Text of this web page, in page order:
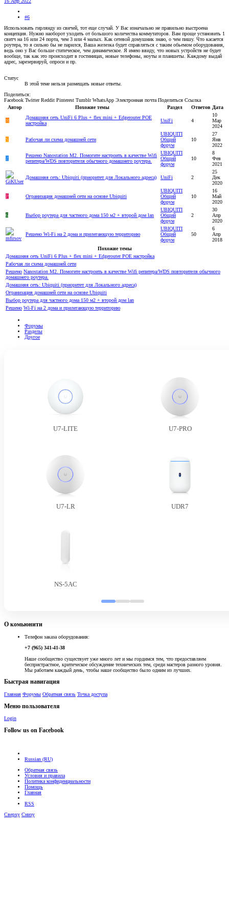
#6
Использовать гирлянду из свичей, тот еще случай. У Вас изначально не правильно выстроена
концепция. Нужно наоборот уходить от большого количества коммутаторов. Вам проще установить 1
свитч на 16 или 24 порта, чем 3 или 4 малых. Как сетевой домушник знаю, о чем пишу. Что касается
роутера, то я сильно бы не парился, Ваша железка будет справляться с таким обьемом оборудования,
ведь оно у Вас больше статическое, чем динамическое. Я имею ввиду, что новых устройств не будет
вообще, так как это происходит в гостиницах, новые телефоны, ноуты и планшеты. Каждому выдай
адрес, зарезервируй, опроси и пр.
Статус
В этой теме нельзя размещать новые ответы.
Поделиться:
Facebook Twitter Reddit Pinterest Tumblr WhatsApp Электронная почта Поделиться Ссылка
Автор
Похожие темы Раздел Ответов Дата
Я
Домашняя сеть UniFi 6 Plus + flex mini + Edgerouter POE
настройка
UniFi 4
10
Мар
2024
S Рабочая ли схема домашней сети
UBIQUITI
Общий
форум
10
27
Янв
2022
Z
Решено Nanostation M2. Помогите настроить в качестве Wifi
репитера/WDS повторителя обычного домашнего роутера.
UBIQUITI
Общий
форум
10
8
Фев
2021
Домашняя сеть: Ubiquiti (приоритет для Локального адреса) UniFi 2
25
Дек
2020
P Огранизация домашней сети на основе Ubiquiti
UBIQUITI
Общий
форум
10
16
Май
2020
6 Выбор роутера для частного дома 150 м2 + второй дом lan
UBIQUITI
Общий
форум
2
30
Апр
2020
Решено Wi-Fi на 2 дома и прилегающую территорию
UBIQUITI
Общий
форум
50
6
Апр
2018
Похожие темы
Домашняя сеть UniFi 6 Plus + flex mini + Edgerouter POE настройка
Рабочая ли схема домашней сети
Решено Nanostation M2. Помогите настроить в качестве Wifi репитера/WDS повторителя обычного
домашнего роутера.
Домашняя сеть: Ubiquiti (приоритет для Локального адреса)
Огранизация домашней сети на основе Ubiquiti
Выбор роутера для частного дома 150 м2 + второй дом lan
Решено Wi-Fi на 2 дома и прилегающую территорию
Форумы
Разделы
Другое
U7-LITE U7-PRO
U7-LR UDR7
NS-5AC
О комьюнити
Телефон заказа оборудования:
+7 (965) 341-41-38
Наше сообщество существует уже много лет и мы гордимся тем, что предоставляем
беспристрастное, критическое обсуждение технических тем, среди мастеров разного уровня.
Мы работаем каждый день, чтобы наше сообщество было одним из лучших.
Быстрая навигация
Главная Форумы Обратная связь Точка доступа
Меню пользователя
Login
Follow us on Facebook
Russian (RU)
Обратная связь
Условия и правила
Политика конфиденциальности
Помощь
Главная
RSS
Сверху Снизу